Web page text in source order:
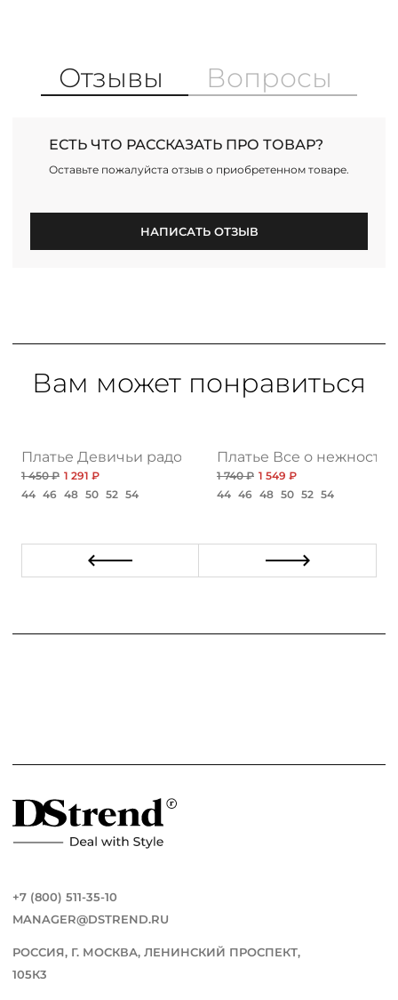
Отзывы Вопросы
ЕСТЬ ЧТО РАССКАЗАТЬ ПРО ТОВАР?
Оставьте пожалуйста отзыв о приобретенном товаре.
НАПИСАТЬ ОТЗЫВ
Вам может понравиться
нью
Платье Девичьи радости, экстра
1 450 ₽ 1 291 ₽
44 46 48 50 52 54
Платье Все о
1 740 ₽ 1 549 ₽
44 46 48 50 52 54
+7 (800) 511-35-10
MANAGER@DSTREND.RU
РОССИЯ, Г. МОСКВА, ЛЕНИНСКИЙ ПРОСПЕКТ,
105К3